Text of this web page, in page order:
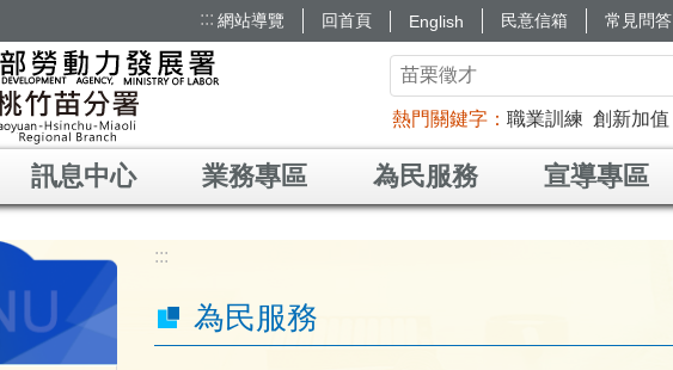
::: 網站導覽 回首頁 English 民意信箱 常見問答
熱門關鍵字 職業訓練 創新加值
訊息中心 業務專區 為民服務 宣導專區
:::
為民服務